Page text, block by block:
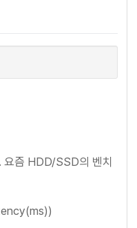
즘 HDD/SSD의 벤치